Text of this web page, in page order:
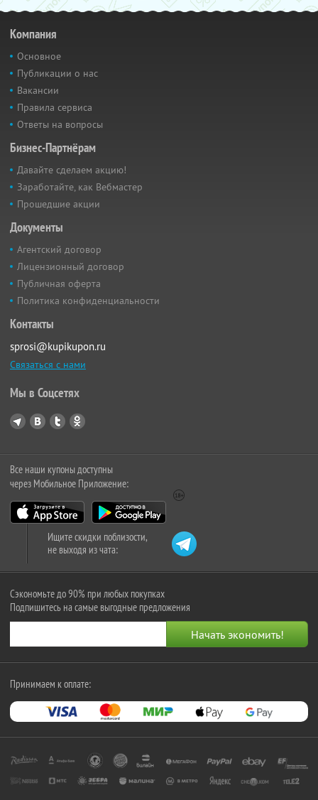
Компания
Основное
Публикации о нас
Вакансии
Правила сервиса
Ответы на вопросы
Бизнес-Партнёрам
Давайте сделаем акцию!
Заработайте, как Вебмастер
Прошедшие акции
Документы
Агентский договор
Лицензионный договор
Публичная оферта
Политика конфиденциальности
Контакты
sprosi@kupikupon.ru
Связаться с нами
Мы в Соцсетях
Все наши купоны доступны
через Мобильное Приложение:
Ищите скидки поблизости,
не выходя из чата:
Сэкономьте до 90% при любых покупках
Подпишитесь на самые выгодные предложения
Принимаем к оплате: